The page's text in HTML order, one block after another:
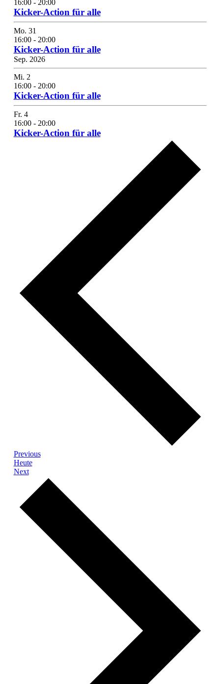
16:00- 20:00
Kicker-Action für alle
Mo. 31
16:00- 20:00
Kicker-Action für alle
Sep. 2026
Mi. 2
16:00- 20:00
Kicker-Action für alle
Fr. 4
16:00- 20:00
Kicker-Action für alle
PreviousVeranstaltungen
Heute
NextVeranstaltungen